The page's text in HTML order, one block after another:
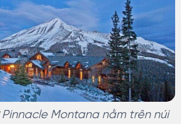
Montana nằm trên núi